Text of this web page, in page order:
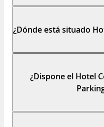
¿Dónde está situado
¿Dispone el Hotel